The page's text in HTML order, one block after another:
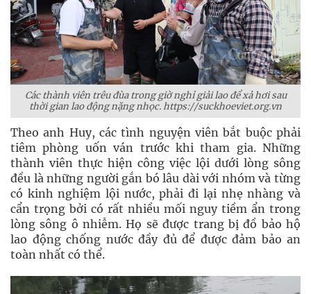
Các thành viên trêu đùa trong giờ nghỉ giải lao để xả hơi sau
thời gian lao động nặng nhọc. https://suckhoeviet.org.vn
Theo anh Huy, các tình nguyện viên bắt buộc phải
tiêm phòng uốn ván trước khi tham gia. Những
thành viên thực hiện công việc lội dưới lòng sông
đều là những người gắn bó lâu dài với nhóm và từng
có kinh nghiệm lội nước, phải đi lại nhẹ nhàng và
cẩn trọng bởi có rất nhiều mối nguy tiềm ẩn trong
lòng sông ô nhiễm. Họ sẽ được trang bị đồ bảo hộ
lao động chống nước đầy đủ để được đảm bảo an
toàn nhất có thể.